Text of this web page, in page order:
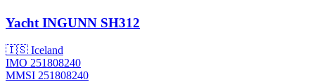
Yacht INGUNN SH312
🇮🇸 Iceland
IMO 251808240
MMSI 251808240